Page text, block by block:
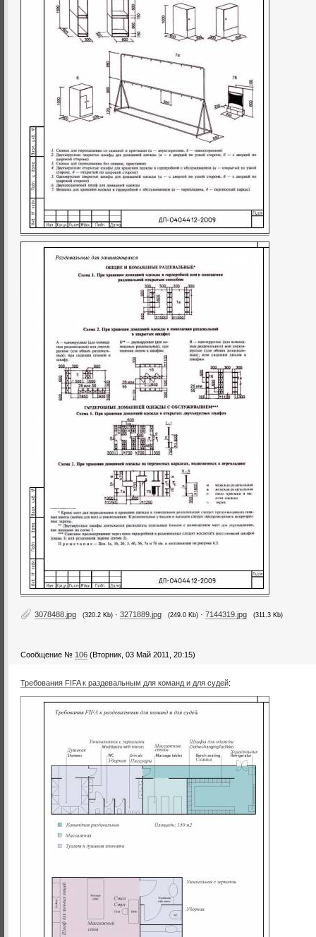
3078488.jpg (320.2 Kb) · 3271889.jpg (249.0 Kb) · 7144319.jpg (311.3 Kb)
Сообщение № 106 (Вторник, 03 Май 2011, 20:15)
Требования FIFA к раздевальным для команд и для судей: